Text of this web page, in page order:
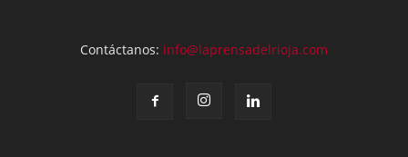
Contáctanos: info@laprensadelrioja.com